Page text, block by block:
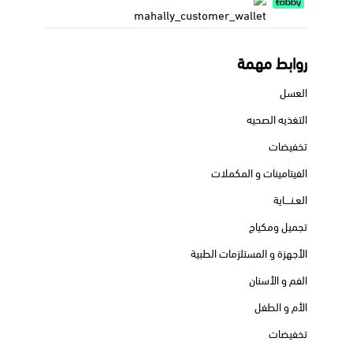
روابط مهمة
العسل
التغذيه الصحيه
تخفيضات
الفيتامينات و المكملات
العـنــــاية
تجميل ومكياج
الأجهزة و المستلزمات الطبية
الفم و الأسنان
الأم و الطفل
تخفيضات